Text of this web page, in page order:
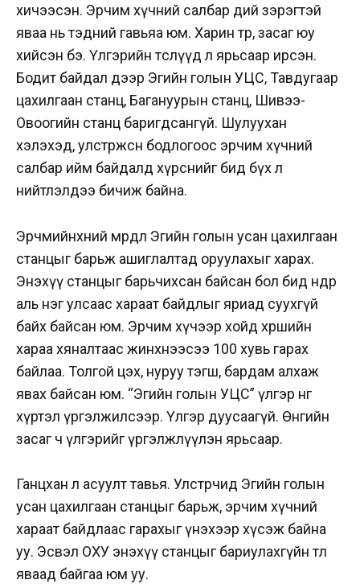
хичээсэн. Эрчим хүчний салбар өдий зэрэгтэй
яваа нь тэдний гавьяа юм. Харин төр, засаг юу
хийсэн бэ. Үлгэрийн төслүүд л ярьсаар ирсэн.
Бодит байдал дээр Эгийн голын УЦС, Тавдугаар
цахилгаан станц, Багануурын станц, Шивээ-
Овоогийн станц баригдсангүй. Шулуухан
хэлэхэд, улстөржсөн бодлогоос эрчим хүчний
салбар ийм байдалд хүрснийг бид бүх л
нийтлэлдээ бичиж байна.
Эрчмийнхний мөрөөдөл Эгийн голын усан цахилгаан
станцыг барьж ашиглалтад оруулахыг харах.
Энэхүү станцыг барьчихсан байсан бол бид өнөөдөр
аль нэг улсаас хараат байдлыг яриад суухгүй
байх байсан юм. Эрчим хүчээр хойд хөршийн
хараа хяналтаас жинхнээсээ 100 хувь гарах
байлаа. Толгой цэх, нуруу тэгш, бардам алхаж
явах байсан юм. “Эгийн голын УЦС” үлгэр өнөөг
хүртэл үргэлжилсээр. Үлгэр дуусаагүй. Өнөөгийн
засаг ч үлгэрийг үргэлжлүүлэн ярьсаар.
Ганцхан л асуулт тавья. Улстөрчид Эгийн голын
усан цахилгаан станцыг барьж, эрчим хүчний
хараат байдлаас гарахыг үнэхээр хүсэж байна
уу. Эсвэл ОХУ энэхүү станцыг бариулахгүйн төлөө
яваад байгаа юм уу.